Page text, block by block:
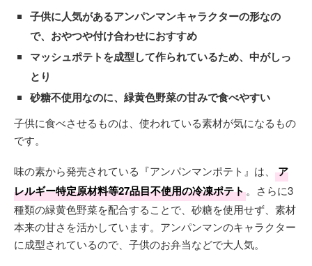
子供に人気があるアンパンマンキャラクターの形なの
で、おやつや付け合わせにおすすめ
マッシュポテトを成型して作られているため、中がしっ
とり
砂糖不使用なのに、緑黄色野菜の甘みで食べやすい
子供に食べさせるものは、使われている素材が気になるもの
です。
味の素から発売されている『アンパンマンポテト』は、
ア
レルギー特定原材料等27品目不使用の冷凍ポテト。さらに3
種類の緑黄色野菜を配合することで、砂糖を使用せず、素材
本来の甘さを活かしています。アンパンマンのキャラクター
に成型されているので、子供のお弁当などで大人気。